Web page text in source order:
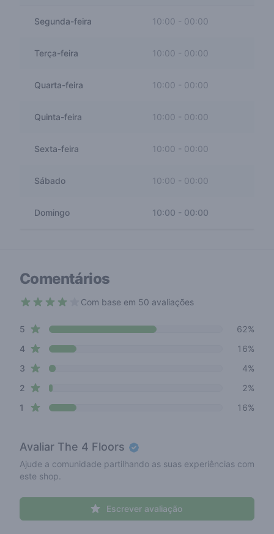
Segunda-feira 10:00 - 00:00
Terça-feira 10:00 00:00
Quarta-feira 10:00 - 00:00
Quinta-feira 10:00 00:00
Sexta-feira 10:00 - 00:00
Sábado 10:00 00:00
Domingo 10:00 - 00:00
Comentários
Com base em 50 avaliações
Review data
5 star reviews
62%
4star reviews
16%
3 star reviews
4%
2 star reviews
2%
1 star reviews 16%
Avaliar The 4 Floors
Ajude a comunidade partilhando as suas experiências com
este shop.
Escrever avaliação